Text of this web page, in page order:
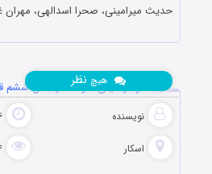
حدیث میرامینی، صحرا اسدالهی، مهران
دانلود رئالیتی شو اسکار فصل ششم
نویسنده ۱۶
اسکار
هیچ نظر